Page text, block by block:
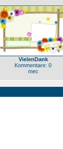
VielenDank
Kommentare: 0
mec